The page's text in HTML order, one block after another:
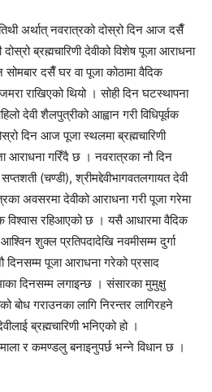
अर्थात् नवरात्रको दोस्रो दिन आज दसैँ
दोस्रो ब्रह्मचारिणी देवीको विशेष पूजा आराधना
दसैँ घर वा पूजा कोठामा वैदिक
राखिएको थियो । सोही दिन घटस्थापना
देवी शैलपुत्रीको आह्वान गरी विधिपूर्वक
दिन आज पूजा स्थलमा ब्रह्मचारिणी
आराधना गरिँदै छ । नवरात्रका नौ दिन
(चण्डी), श्रीमद्देवीभागवतलगायत देवी
अवसरमा देवीको आराधना गरी पूजा गरेमा
विश्वास रहिआएको छ । यसै आधारमा वैदिक
शुक्ल प्रतिपदादेखि नवमीसम्म दुर्गा
दिनसम्म पूजा आराधना गरेको प्रसाद
दिनसम्म लगाइन्छ । संसारका मुमुक्षु
बोध गराउनका लागि निरन्तर लागिरहने
ब्रह्मचारिणी भनिएको हो ।
र कमण्डलु बनाइनुपर्छ भन्ने विधान छ ।